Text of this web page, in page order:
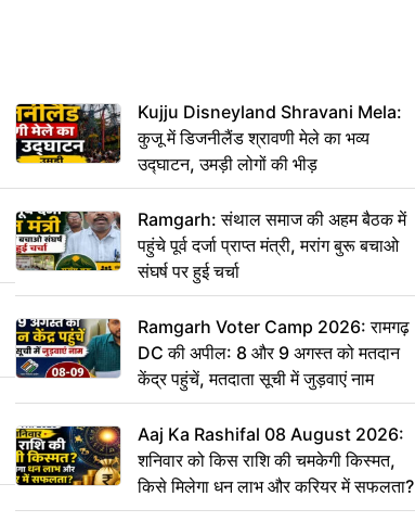
Kujju Disneyland Shravani Mela:
कुजू में डिजनीलैंड श्रावणी मेले का भव्य
उद्घाटन, उमड़ी लोगों की भीड़
Ramgarh: संथाल समाज की अहम बैठक में
पहुंचे पूर्व दर्जा प्राप्त मंत्री, मरांग बुरू बचाओ
संघर्ष पर हुई चर्चा
Ramgarh Voter Camp 2026: रामगढ़
DC की अपील: 8 और 9 अगस्त को मतदान
केंद्र पहुंचें, मतदाता सूची में जुड़वाएं नाम
Aaj Ka Rashifal 08 August 2026:
शनिवार को किस राशि की चमकेगी किस्मत,
किसे मिलेगा धन लाभ और करियर में सफलता?